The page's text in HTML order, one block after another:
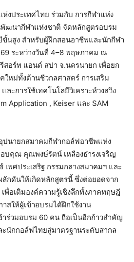
งประเทศไทย ร่วมกับ การกีฬาแห่ง
ฒนากีฬาแห่งชาติ จัดหลักสูตรอบรม
ขั้นสูง สำหรับผู้ฝึกสอนอาชีพและนักกีฬา
ระหว่างวันที่ 4–8 พฤษภาคม ณ
สอร์ท แอนด์ สปา จ.นครนายก เพื่อยก
ใหม่ทั้งด้านชีวกลศาสตร์ การเสริม
ละการใช้เทคโนโลยีวิเคราะห์วงสวิง
Application , Keiser และ SAM
ปนายกสมาคมกีฬากอล์ฟอาชีพแห่ง
บคุณ คุณพงษ์รัตน์ เหลืองธำรงเจริญ
เพศประเสริฐ กรรมกลางสมาคมฯ และ
กดันให้เกิดหลักสูตรนี้ ซึ่งต่อยอดจาก
พื่อเติมองค์ความรู้เชิงลึกทั้งภาคทฤษฎี
สให้ผู้เข้าอบรมได้ฝึกใช้งาน
าร่วมอบรม 60 คน ถือเป็นอีกก้าวสำคัญ
นักกอล์ฟไทยสู่มาตรฐานระดับสากล